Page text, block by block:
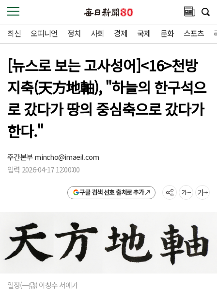
최신 오피니언 정치 사회 경제 국제 문화 스포츠
[뉴스로 보는 고사성어]<16>천방
지축(天方地軸), "하늘의 한구석으
로 갔다가 땅의 중심축으로 갔다가
한다."
주간본부mincho@imaeil.com
입력 2026-04-17 12:00:00
구글 검색 선호 출처로 추가
일정(一鼎) 이창수 서예가